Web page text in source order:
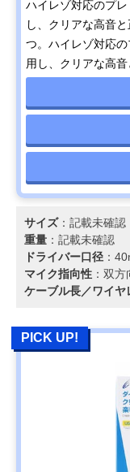
ハイレゾ対応のプ
し、クリアな高音
つ。ハイレゾ対応
用し、クリアな高
サイズ：記載未確認
重量 ：記載未確認
ドライバー口径 ：
マイク指向性 ：双方
ケーブル長／ワイヤ
PICK UP!